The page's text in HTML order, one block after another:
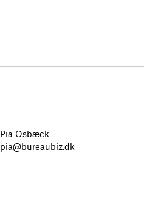
Pia Osbæck
pia@bureaubiz.dk